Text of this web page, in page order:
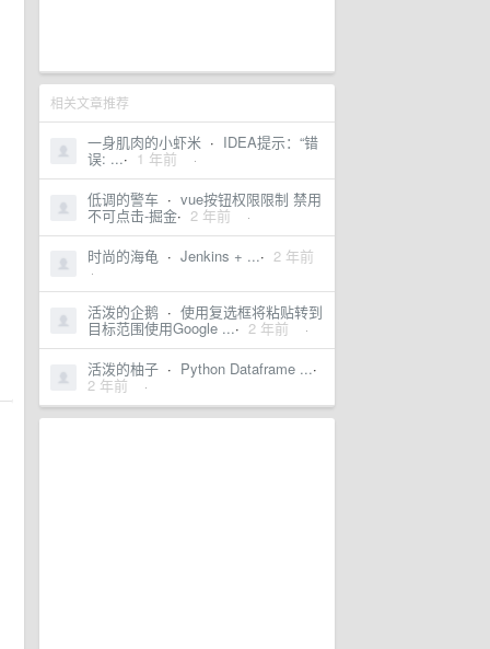
相关文章推荐
一身肌肉的小虾米 · IDEA提示：“错
误: ...· 1 年前 ·
低调的警车 · vue按钮权限限制 禁用
不可点击-掘金· 2 年前 ·
时尚的海龟 · Jenkins + ...· 2 年前
·
活泼的企鹅 · 使用复选框将粘贴转到
目标范围使用Google ...· 2 年前 ·
活泼的柚子 · Python Dataframe ...·
2 年前 ·